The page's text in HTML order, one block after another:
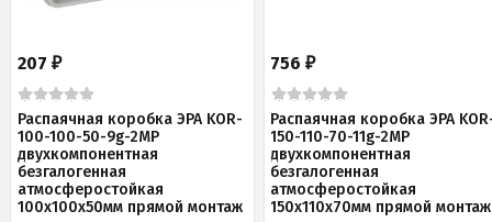
207 ₽
Распаячная коробка ЭРА KOR-
100-100-50-9g-2MP
двухкомпонентная
безгалогенная
атмосферостойкая
100х100х50мм прямой монтаж
756₽
Распаячная коробка ЭРА
150-110-70-11g-2MP
двухкомпонентная
безгалогенная
атмосферостойкая
150х110х70мм прямой монтаж